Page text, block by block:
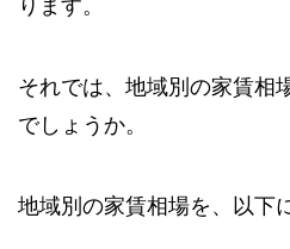
ります。
それでは、地域別の家賃相
でしょうか。
地域別の家賃相場を、以下